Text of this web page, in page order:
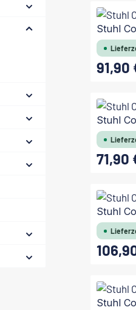
Stuhl
Regulärer
91,90
Stuhl
Regulärer
71,90
Stuhl
Regulärer
Stuhl